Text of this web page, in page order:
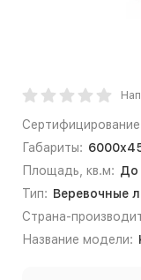
Габариты:
Площадь, кв.м: До
Тип: Веревочные
Страна-
Название модели: